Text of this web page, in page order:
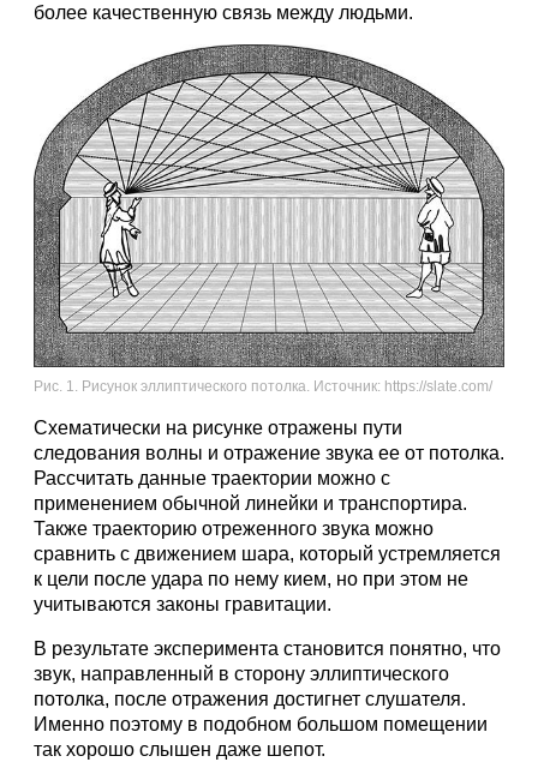
более качественную связь между людьми.
Рис. 1. Рисунок эллиптического потолка. Источник: https://slate.com/
Схематически на рисунке отражены пути
следования волны и отражение звука ее от потолка.
Рассчитать данные траектории можно с
применением обычной линейки и транспортира.
Также траекторию отреженного звука можно
сравнить с движением шара, который устремляется
к цели после удара по нему кием, но при этом не
учитываются законы гравитации.
В результате эксперимента становится понятно, что
звук, направленный в сторону эллиптического
потолка, после отражения достигнет слушателя.
Именно поэтому в подобном большом помещении
так хорошо слышен даже шепот.